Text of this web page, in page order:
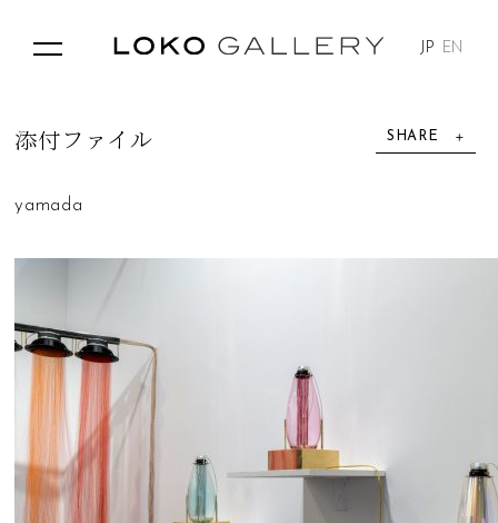
JP EN
SHARE
添付 フ ァ イ ル
yamada